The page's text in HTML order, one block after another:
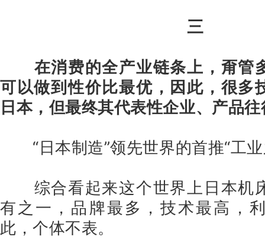
三
在消费的全产业链条上，甭管
可以做到性价比最优，因此，很多
日本，但最终其代表性企业、产品
“日本制造”领先世界的首推“工
综合看起来这个世界上日本机
有之一，品牌最多，技术最高，
此，个体不表。